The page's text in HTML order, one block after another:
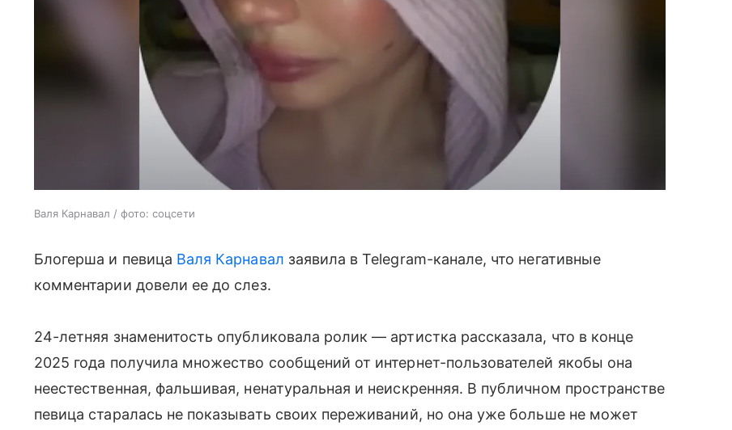
Валя Карнавал / фото: соцсети
Блогерша и певица Валя Карнавал заявила в Telegram-канале, что негативные
комментарии довели ее до слез.
24-летняя знаменитость опубликовала ролик — артистка рассказала, что в конце
2025 года получила множество сообщений от интернет-пользователей якобы она
неестественная, фальшивая, ненатуральная и неискренняя. В публичном пространстве
певица старалась не показывать своих переживаний, но она уже больше не может